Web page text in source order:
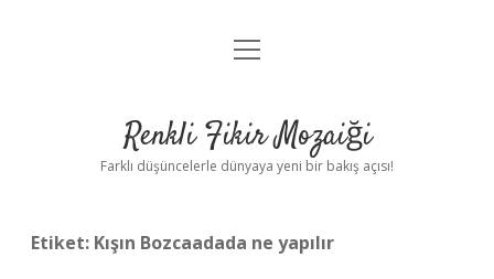
Anasayfa
Yasal Uyarı
menüyü
Renkli Fikir Mozaiği
Farklı düşüncelerle dünyaya yeni bir bakış açısı!
Etiket: Kışın Bozcaadada ne yapılır